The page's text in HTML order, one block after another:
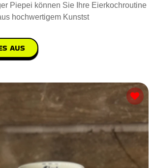
Piepei können Sie Ihre Eierkochroutine
hochwertigem Kunstst
AUS